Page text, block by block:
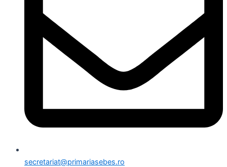
secretariat@primariasebes.ro